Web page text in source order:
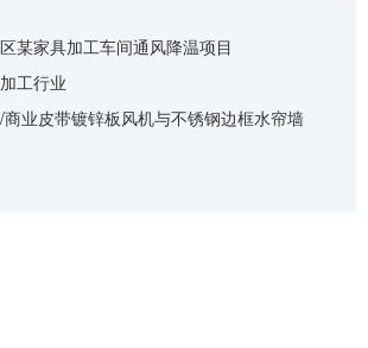
某家具加工车间通风降温项目
工行业
商业皮带镀锌板风机与不锈钢边框水帘墙